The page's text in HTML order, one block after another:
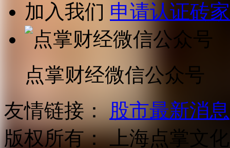
加入我们 申请认证砖家
点掌财经微信公众号
友情链接： 股市最新消息
版权所有： 上海点掌文